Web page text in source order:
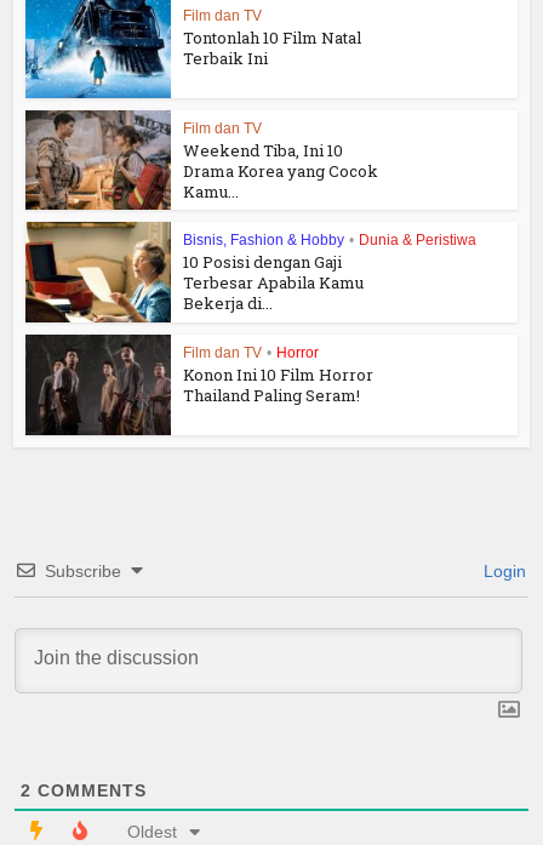
Film dan TV
Tontonlah 10 Film Natal
Terbaik Ini
Film dan TV
Weekend Tiba, Ini 10
Drama Korea yang Cocok
Kamu...
Bisnis, Fashion & Hobby • Dunia & Peristiwa
10 Posisi dengan Gaji
Terbesar Apabila Kamu
Bekerja di...
Film dan TV • Horror
Konon Ini 10 Film Horror
Thailand Paling Seram!
Subscribe Login
2 COMMENTS
Oldest